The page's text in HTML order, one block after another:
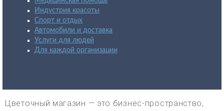
Индустрия красоты
Спорт и отдых
Автомобили и доставка
Услуги для людей
Для каждой организации
Цветочный магазин — это бизнес-пространство,